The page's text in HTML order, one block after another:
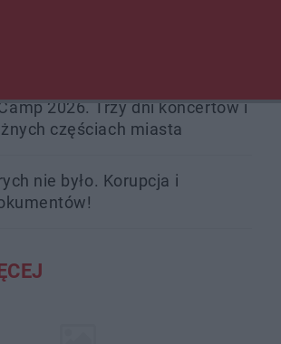
2026. Trzy dni koncertów i
częściach miasta
nie było. Korupcja i